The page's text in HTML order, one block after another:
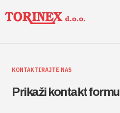
KONTAKTIRAJTE NAS
Prikaži kontakt formu